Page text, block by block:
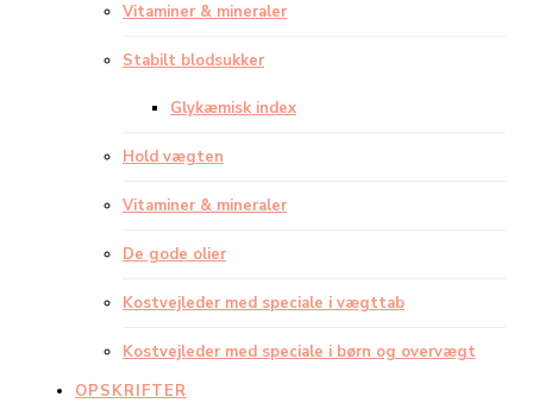
Vitaminer & mineraler
Stabilt blodsukker
Glykæmisk index
Hold vægten
Vitaminer & mineraler
De gode olier
Kostvejleder med speciale i vægttab
Kostvejleder med speciale i børn og overvægt
OPSKRIFTER